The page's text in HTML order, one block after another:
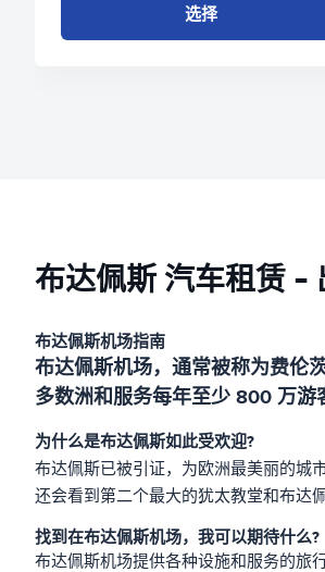
选择
布达佩斯 汽车租赁 -
布达佩斯机场指南
布达佩斯机场，通常被称为费伦
多数洲和服务每年至少 800 万游
为什么是布达佩斯如此受欢迎?
布达佩斯已被引证，为欧洲最美丽的城
还会看到第二个最大的犹太教堂和布达
找到在布达佩斯机场，我可以期待什么?
布达佩斯机场提供各种设施和服务的旅